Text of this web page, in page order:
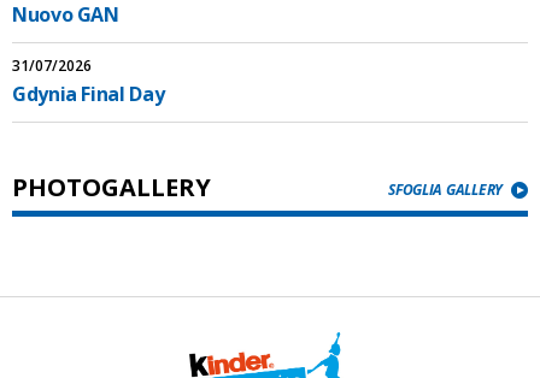
Nuovo GAN
31/07/2026
Gdynia Final Day
PHOTOGALLERY SFOGLIA GALLERY